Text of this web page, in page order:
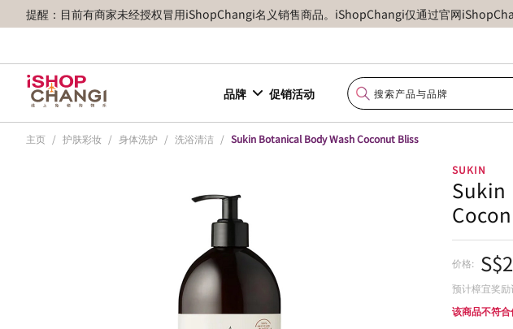
提醒：目前有商家未经授权冒用iShopChangi名义销售商品。iShopChangi仅通过官网
品牌 促销活动
主页 / 护肤彩妆 / 身体洗护 / 洗浴清洁 / Sukin Botanical Body Wash Coconut Bliss
SUKIN
Sukin
价格:
预计樟宜奖
该商品不符